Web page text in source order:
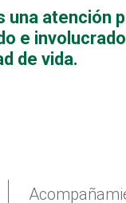
atención
e
de vida.